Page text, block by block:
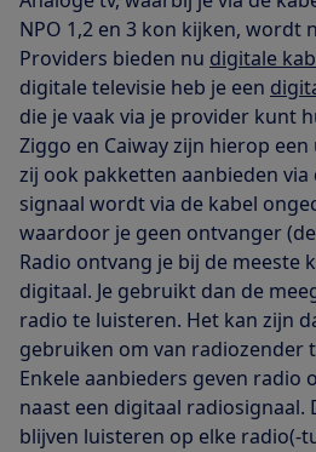
NPO 1,2 en 3 kon kijken, wordt
Providers bieden nu digitale
digitale televisie heb je een
die je vaak via je provider kunt
Ziggo en Caiway zijn hierop
zij ook pakketten aanbieden via
signaal wordt via de kabel
waardoor je geen ontvanger
Radio ontvang je bij de meeste
digitaal. Je gebruikt dan de
radio te luisteren. Het kan zijn
gebruiken om van radiozender
Enkele aanbieders geven radio
naast een digitaal radiosignaal.
blijven luisteren op elke radio(-